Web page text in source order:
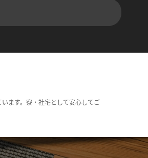
ます。寮・社宅として安心してご